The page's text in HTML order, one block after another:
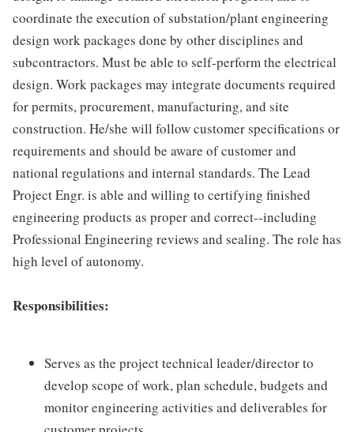
coordinate the execution of substation/plant engineering
design work packages done by other disciplines and
subcontractors. Must be able to self-perform the electrical
design. Work packages may integrate documents required
for permits, procurement, manufacturing, and site
construction. He/she will follow customer specifications or
requirements and should be aware of customer and
national regulations and internal standards. The Lead
Project Engr. is able and willing to certifying finished
engineering products as proper and correct--including
Professional Engineering reviews and sealing. The role has
high level of autonomy.
Responsibilities:
Serves as the project technical leader/director to
develop scope of work, plan schedule, budgets and
monitor engineering activities and deliverables for